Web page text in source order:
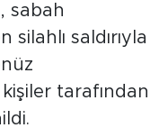
sabah
saldırıyla
tarafından